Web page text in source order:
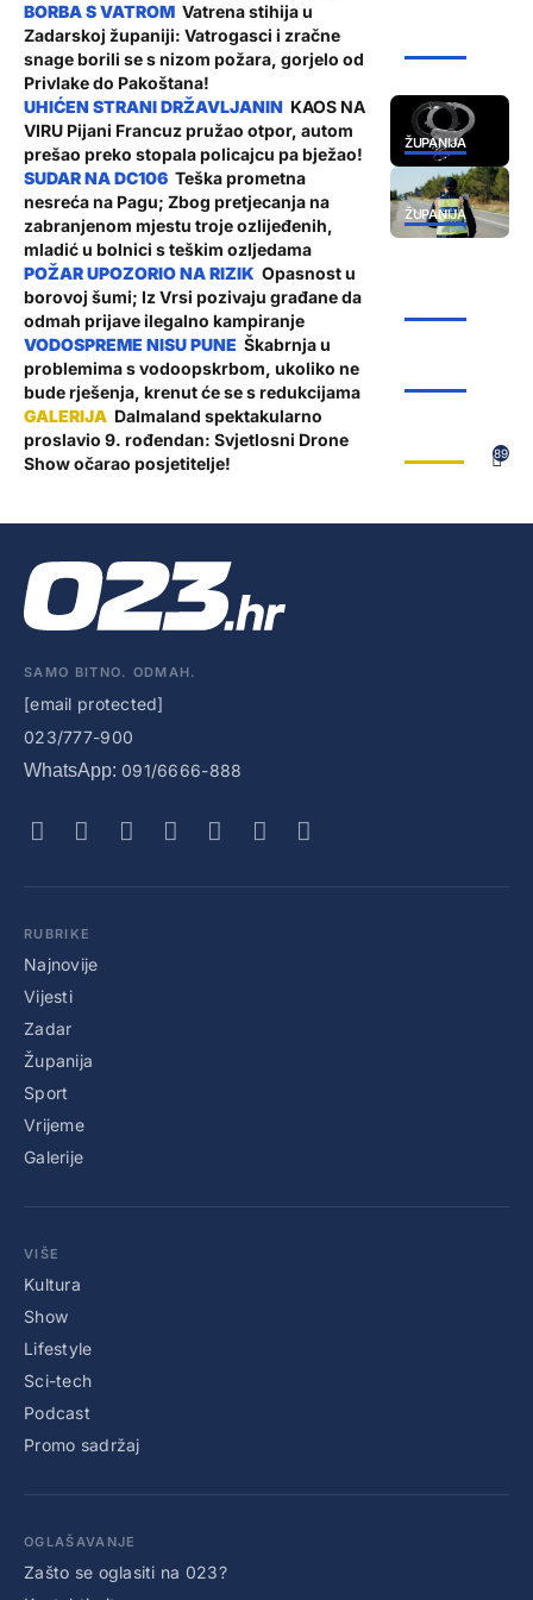
Vatrena stihija u
Zadarskoj županiji: Vatrogasci i zračne
snage borili se s nizom požara, gorjelo od
Privlake do Pakoštana!
ŽUPANIJA
KAOS NA
VIRU Pijani Francuz pružao otpor, autom
prešao preko stopala policajcu pa bježao!
ŽUPANIJA
Teška prometna
nesreća na Pagu; Zbog pretjecanja na
zabranjenom mjestu troje ozlijeđenih,
mladić u bolnici s teškim ozljedama
Opasnost u
borovoj šumi; Iz Vrsi pozivaju građane da
odmah prijave ilegalno kampiranje
Škabrnja u
problemima s vodoopskrbom, ukoliko ne
bude rješenja, krenut će se s redukcijama
89
Dalmaland spektakularno
proslavio 9. rođendan: Svjetlosni Drone
Show očarao posjetitelje!
SAMO BITNO. ODMAH.
[email protected]
023/777-900
WhatsApp: 091/6666-888
RUBRIKE
Najnovije
Vijesti
Zadar
Županija
Sport
Vrijeme
Galerije
VIŠE
Kultura
Show
Lifestyle
Sci-tech
Podcast
Promo sadržaj
OGLAŠAVANJE
Zašto se oglasiti na 023?